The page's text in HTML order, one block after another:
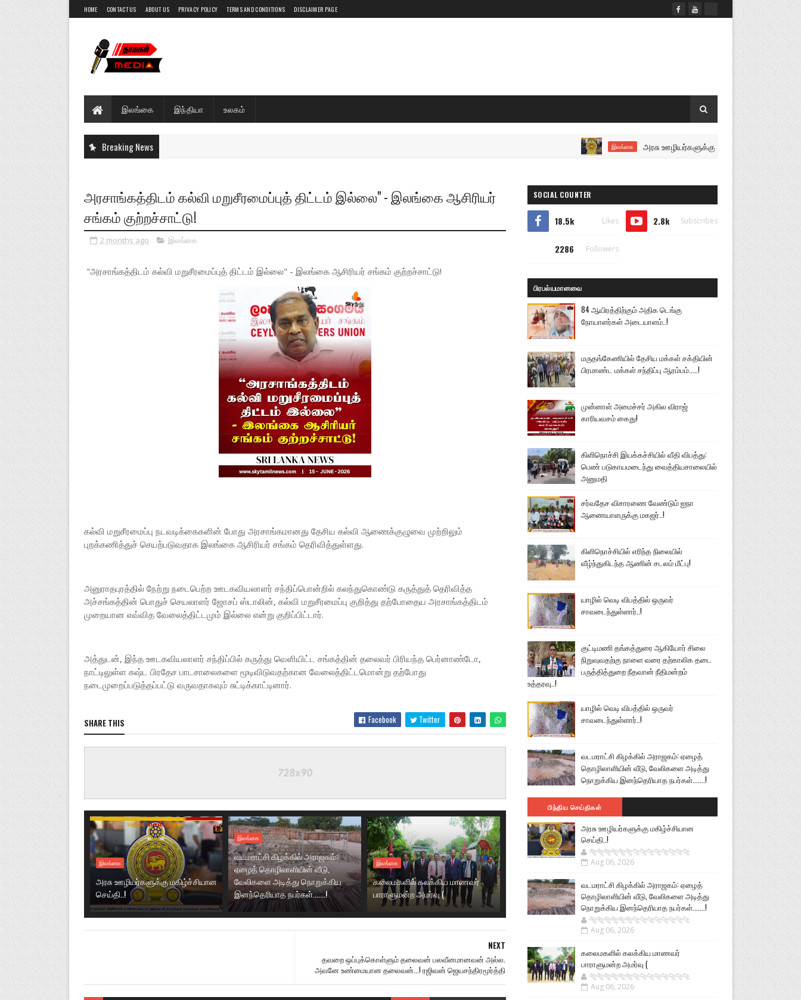
HOME CONTACT US ABOUT US PRIVACY POLICY TERMS AND CONDITIONS DISCLAIMER PAGE
இலங்கை இந்தியா உலகம்
Breaking News இலங்கை அரசு ஊழியர்களுக்கு மகிழ்ச்சியான செய்தி..!
அரசாங்கத்திடம் கல்வி மறுசீரமைப்புத் திட்டம் இல்லை" - இலங்கை ஆசிரியர்
சங்கம் குற்றச்சாட்டு!
2 months ago இலங்கை
"அரசாங்கத்திடம் கல்வி மறுசீரமைப்புத் திட்டம் இல்லை" - இலங்கை ஆசிரியர் சங்கம் குற்றச்சாட்டு!
கல்வி மறுசீரமைப்பு நடவடிக்கைகளின் போது அரசாங்கமானது தேசிய கல்வி ஆணைக்குழுவை முற்றிலும்
புறக்கணித்துச் செயற்படுவதாக இலங்கை ஆசிரியர் சங்கம் தெரிவித்துள்ளது.
அனுராதபுரத்தில் நேற்று நடைபெற்ற ஊடகவியலாளர் சந்திப்பொன்றில் கலந்துகொண்டு கருத்துத் தெரிவித்த
அச்சங்கத்தின் பொதுச் செயலாளர் ஜோசப் ஸ்டாலின், கல்வி மறுசீரமைப்பு குறித்து தற்போதைய அரசாங்கத்திடம்
முறையான எவ்வித வேலைத்திட்டமும் இல்லை என்று குறிப்பிட்டார்.
அத்துடன், இந்த ஊடகவியலாளர் சந்திப்பில் கருத்து வெளியிட்ட சங்கத்தின் தலைவர் பிரியந்த பெர்னாண்டோ,
நாட்டிலுள்ள கஷ்ட பிரதேச பாடசாலைகளை மூடிவிடுவதற்கான வேலைத்திட்டமொன்று தற்போது
நடைமுறைப்படுத்தப்பட்டு வருவதாகவும் சுட்டிக்காட்டினார்.
SHARE THIS Facebook Twitter
இலங்கை
அரசு ஊழியர்களுக்கு மகிழ்ச்சியான
செய்தி..!
இலங்கை
வடமராட்சி கிழக்கில் அராஜகம்:
ஏழைத் தொழிலாளியின் வீடு,
வேலிகளை அடித்து நொறுக்கிய
இனந்தெரியாத நபர்கள்.......!
இலங்கை
கலைமகளில் கலக்கிய மாணவர்
பாராளுமன்ற அமர்வு (
NEXT
தவறை ஒப்புக்கொள்ளும் தலைவன் பலவீனமானவன் அல்ல.
அவனே உண்மையான தலைவன்...! ரஜிவன் ஜெயசந்திரமூர்த்தி
SOCIAL COUNTER
18.5k Likes 2.8k Subscribes
2286 Followers
பிரபல்யமானவை
84 ஆயிரத்திற்கும் அதிக டெங்கு
நோயாளர்கள் அடையாளம்..!
மருதங்கேணியில் தேசிய மக்கள் சக்தியின்
பிரமாண்ட மக்கள் சந்திப்பு ஆரம்பம்.....!
முன்னாள் அமைச்சர் அகில விராஜ்
காரியவசம் கைது!
கிளிநொச்சி இயக்கச்சியில் வீதி விபத்து:
பெண் படுகாயமடைந்து வைத்தியசாலையில்
அனுமதி
சர்வதேச விசாரணை வேண்டும் ஐநா
ஆணையாளருக்கு மகஜர்..!
கிளிநொச்சியில் எரிந்த நிலையில்
வீழ்ந்துகிடந்த ஆணின் சடலம் மீட்பு!
யாழில் வெடி விபத்தில் ஒருவர்
சாவடைந்துள்ளார்..!
குட்டிமணி தங்கத்துரை ஆகியோர் சிலை
நிறுவுவதற்கு நாளை வரை தற்காலிக தடை
பருத்தித்துறை நீதவான் நீதிமன்றம்
உத்தரவு..!
யாழில் வெடி விபத்தில் ஒருவர்
சாவடைந்துள்ளார்..!
வடமராட்சி கிழக்கில் அராஜகம்: ஏழைத்
தொழிலாளியின் வீடு, வேலிகளை அடித்து
நொறுக்கிய இனந்தெரியாத நபர்கள்.......!
பிந்திய செய்திகள்
அரசு ஊழியர்களுக்கு மகிழ்ச்சியான
செய்தி..!
🐅🐅🐅🐅🐅🐅🐆🐆🐆🐆🐆🐆🐆🐆
Aug 06, 2026
வடமராட்சி கிழக்கில் அராஜகம்: ஏழைத்
தொழிலாளியின் வீடு, வேலிகளை அடித்து
நொறுக்கிய இனந்தெரியாத நபர்கள்.......!
🐅🐅🐅🐅🐅🐅🐆🐆🐆🐆🐆🐆🐆🐆
Aug 06, 2026
கலைமகளில் கலக்கிய மாணவர்
பாராளுமன்ற அமர்வு (
🐅🐅🐅🐅🐅🐅🐆🐆🐆🐆🐆🐆🐆🐆
Aug 06, 2026